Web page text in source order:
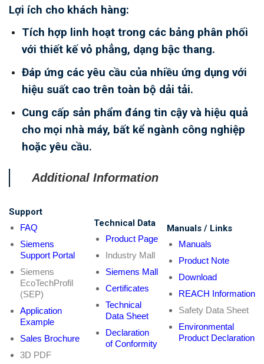
Lợi ích cho khách hàng:
Tích hợp linh hoạt trong các bảng phân phối
với thiết kế vỏ phẳng, dạng bậc thang.
Đáp ứng các yêu cầu của nhiều ứng dụng với
hiệu suất cao trên toàn bộ dải tải.
Cung cấp sản phẩm đáng tin cậy và hiệu quả
cho mọi nhà máy, bất kể ngành công nghiệp
hoặc yêu cầu.
Additional Information
Support
FAQ
Siemens
Support Portal
Siemens
EcoTechProfil
(SEP)
Application
Example
Sales Brochure
3D PDF
Technical Data
Product Page
Industry Mall
Siemens Mall
Certificates
Technical
Data Sheet
Declaration
of Conformity
Manuals / Links
Manuals
Product Note
Download
REACH Information
Safety Data Sheet
Environmental
Product Declaration